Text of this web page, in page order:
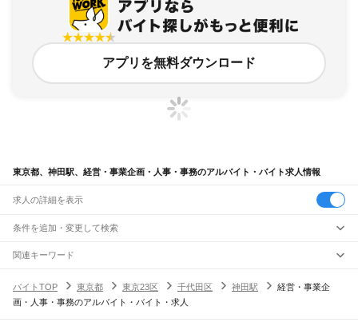
アプリを無料ダウンロード
東京都、神田駅、経営・事業企画・人事・事務のアルバイト・バイト求人情報
求人の詳細を表示
条件を追加・変更して検索
市区町村を追加・変更
東京都すべて
東京23区すべて
駅を追加・変更
職種を追加・変更
関連キーワード
バイトTOP
東京都 東京23区 千代田区 神田駅
経営・事業企
画・人事・事務のアルバイト・バイト・求人